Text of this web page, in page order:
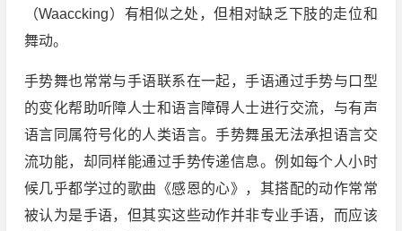
（Waaccking）有相似之处，但相对缺乏下肢的走位和
舞动。
手势舞也常常与手语联系在一起，手语通过手势与口型
的变化帮助听障人士和语言障碍人士进行交流，与有声
语言同属符号化的人类语言。手势舞虽无法承担语言交
流功能，却同样能通过手势传递信息。例如每个人小时
候几乎都学过的歌曲《感恩的心》，其搭配的动作常常
被认为是手语，但其实这些动作并非专业手语，而应该